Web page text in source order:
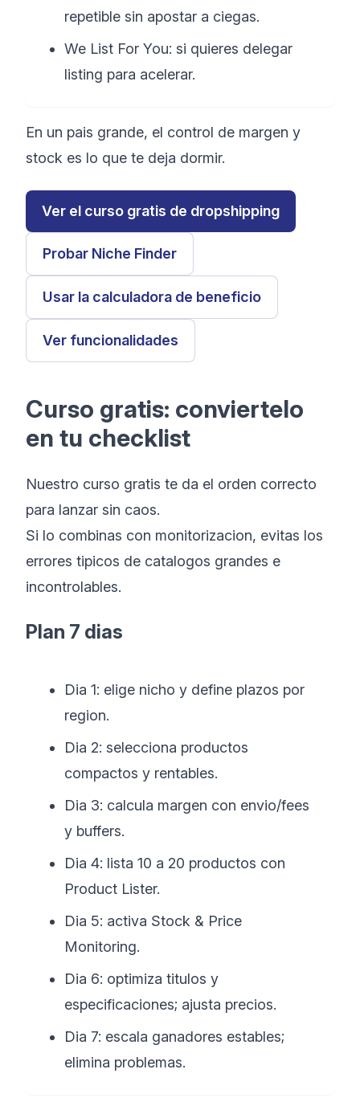
repetible sin apostar a ciegas.
We List For You: si quieres delegar
listing para acelerar.
En un pais grande, el control de margen y
stock es lo que te deja dormir.
Ver el curso gratis de dropshipping
Probar Niche Finder
Usar la calculadora de beneficio
Ver funcionalidades
Curso gratis: conviertelo
en tu checklist
Nuestro curso gratis te da el orden correcto
para lanzar sin caos.
Si lo combinas con monitorizacion, evitas los
errores tipicos de catalogos grandes e
incontrolables.
Plan 7 dias
Dia 1: elige nicho y define plazos por
region.
Dia 2: selecciona productos
compactos y rentables.
Dia 3: calcula margen con envio/fees
y buffers.
Dia 4: lista 10 a 20 productos con
Product Lister.
Dia 5: activa Stock & Price
Monitoring.
Dia 6: optimiza titulos y
especificaciones; ajusta precios.
Dia 7: escala ganadores estables;
elimina problemas.